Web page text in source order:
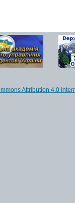
Attribution 4.0